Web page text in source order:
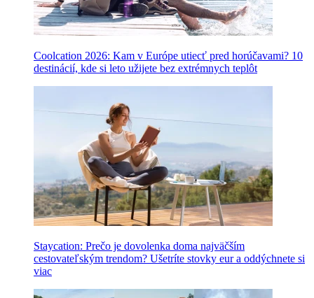
Coolcation 2026: Kam v Európe utiecť pred horúčavami? 10
destinácií, kde si leto užijete bez extrémnych teplôt
Staycation: Prečo je dovolenka doma najväčším
cestovateľským trendom? Ušetríte stovky eur a oddýchnete si
viac